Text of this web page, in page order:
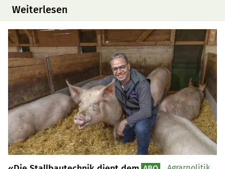
Weiterlesen